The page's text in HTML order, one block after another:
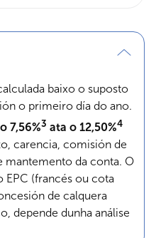
baixo o suposto
o primeiro día do ano.
7,56%3 ata o 12,50%4
carencia, comisión de
mantemento da conta. O
EPC (francés ou cota
de calquera
depende dunha análise